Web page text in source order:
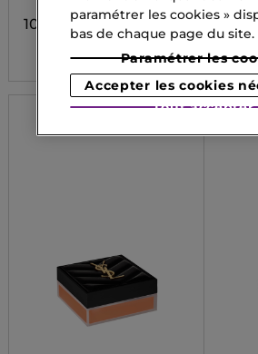
10,00 CHF
69,70
paramétrer les cookies »
bas de chaque page du site.
Paramétrer les
Accepter les cookies
Tout accepter